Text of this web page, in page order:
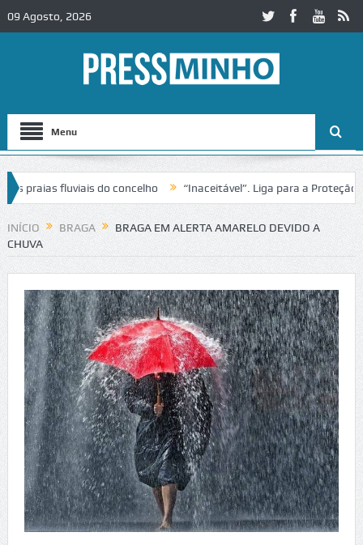
09 Agosto, 2026
Menu
fluviais do concelho “Inaceitável”. Liga para a Proteção da
de trânsito no IC2 em Alcobaça Igreja do Castelo de Cerveira
INÍCIO BRAGA
BRAGA EM ALERTA AMARELO DEVIDO A
CHUVA